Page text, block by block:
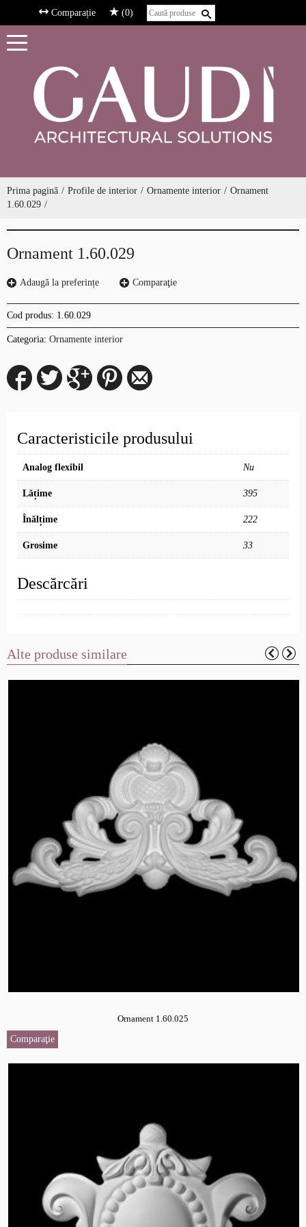
Comparație (0)
Prima pagină Profile de interior Ornamente interior
Ornament
1.60.029
Ornament 1.60.029
Adaugă la preferințe Comparaţie
Cod produs: 1.60.029
Categoria: Ornamente interior
Caracteristicile produsului
Analog flexibil Nu
Lățime 395
Înălțime 222
Grosime 33
Descărcări
Alte produse similare
Ornament 1.60.025
Comparaţie